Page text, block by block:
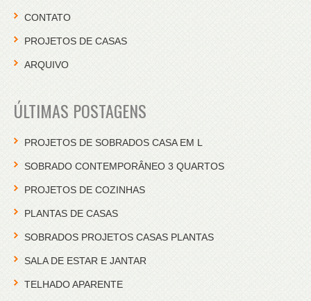
CONTATO
PROJETOS DE CASAS
ARQUIVO
ÚLTIMAS POSTAGENS
PROJETOS DE SOBRADOS CASA EM L
SOBRADO CONTEMPORÂNEO 3 QUARTOS
PROJETOS DE COZINHAS
PLANTAS DE CASAS
SOBRADOS PROJETOS CASAS PLANTAS
SALA DE ESTAR E JANTAR
TELHADO APARENTE